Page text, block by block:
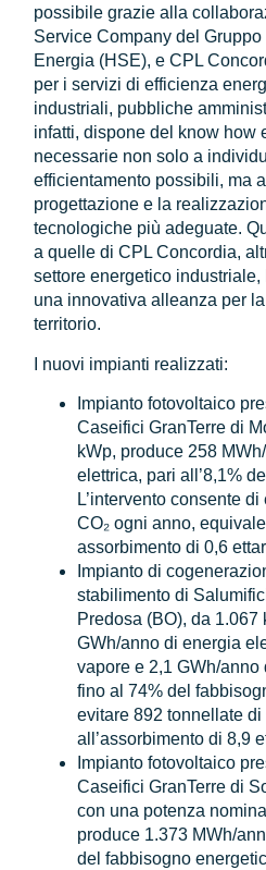
possibile grazie alla
Service Company del
Energia (HSE), e CPL
per i servizi di efficienza
industriali, pubbliche
infatti, dispone del know how
necessarie non solo a
efficientamento possibili, ma
progettazione e la
tecnologiche più adeguate.
a quelle di CPL Concordia,
settore energetico
una innovativa alleanza per
territorio.
I nuovi impianti realizzati:
Impianto fotovoltaico
Caseifici GranTerre di
kWp, produce 258
elettrica, pari all’8,1%
L’intervento consente
CO₂ ogni anno,
assorbimento di 0,6
Impianto di
stabilimento di
Predosa (BO), da 1.067
GWh/anno di energia
vapore e 2,1 GWh/
fino al 74% del
evitare 892 tonnellate di
all’assorbimento di 8,9
Impianto fotovoltaico
Caseifici GranTerre di
con una potenza
produce 1.373 MWh/
del fabbisogno